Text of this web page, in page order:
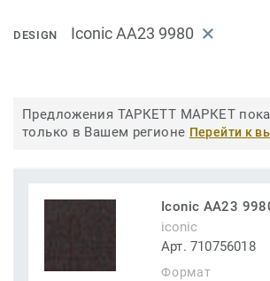
DESIGN Iconic AA23 9980
Предложения ТАРКЕТТ МАРКЕТ
только в Вашем регионе Перейти к
Iconic AA23
iconic
Арт. 710756018
Формат